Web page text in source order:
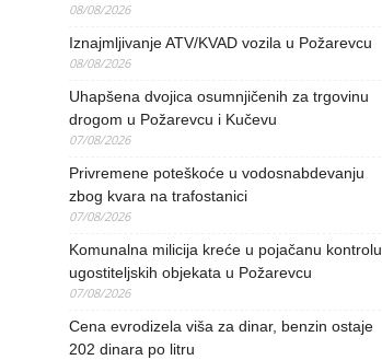
08/08/2026
Iznajmljivanje ATV/KVAD vozila u Požarevcu
08/08/2026
Uhapšena dvojica osumnjičenih za trgovinu
drogom u Požarevcu i Kučevu
07/08/2026
Privremene poteškoće u vodosnabdevanju
zbog kvara na trafostanici
07/08/2026
Komunalna milicija kreće u pojačanu kontrolu
ugostiteljskih objekata u Požarevcu
07/08/2026
Cena evrodizela viša za dinar, benzin ostaje
202 dinara po litru